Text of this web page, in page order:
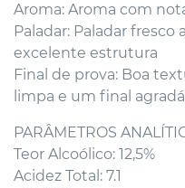
Aroma: Aroma com
Paladar: Paladar
excelente estrutura
Final de prova: Boa
limpa e um final
PARÂMETROS
Teor Alcoólico: 12,5%
Acidez Total: 7.1